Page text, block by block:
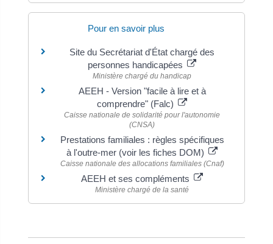
Pour en savoir plus
Site du Secrétariat d'État chargé des
personnes handicapées
Ministère chargé du handicap
AEEH - Version "facile à lire et à
comprendre" (Falc)
Caisse nationale de solidarité pour l'autonomie
(CNSA)
Prestations familiales : règles spécifiques
à l'outre-mer (voir les fiches DOM)
Caisse nationale des allocations familiales (Cnaf)
AEEH et ses compléments
Ministère chargé de la santé